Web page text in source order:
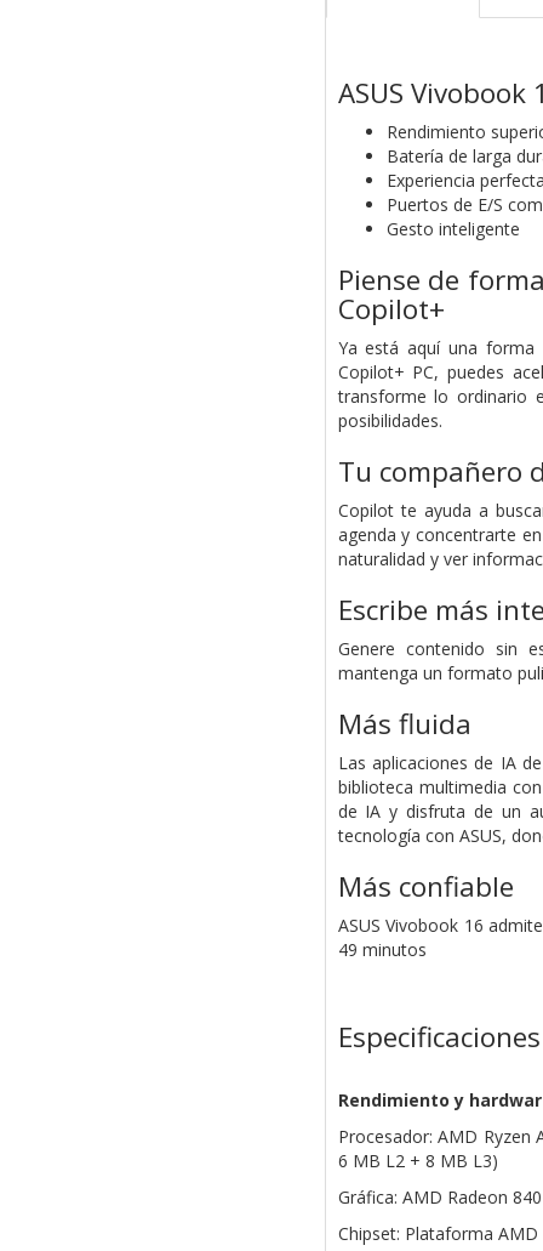
ASUS Vivobook
Rendimiento
Batería de larga
Experiencia
Puertos de E/S
Gesto inteligente
Piense de
Copilot+
Ya está aquí una forma
Copilot+ PC, puedes
transforme lo ordinario
posibilidades.
Tu compañero
Copilot te ayuda a
agenda y concentrarte
naturalidad y ver
Escribe más
Genere contenido sin
mantenga un formato
Más fluida
Las aplicaciones de IA
biblioteca multimedia
de IA y disfruta de un
tecnología con ASUS,
Más confiable
ASUS Vivobook 16
49 minutos
Especificaciones
Rendimiento y
Procesador: AMD Ryzen
6 MB L2 + 8 MB L3)
Gráfica: AMD Radeon
Chipset: Plataforma AMD